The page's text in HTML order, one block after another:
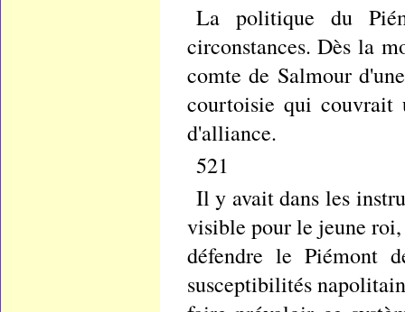
La politique du
circonstances. Dès la
comte de Salmour
courtoisie qui couvrait
d'alliance.
521
Il y avait dans les
visible pour le jeune
défendre le Piémont
susceptibilités